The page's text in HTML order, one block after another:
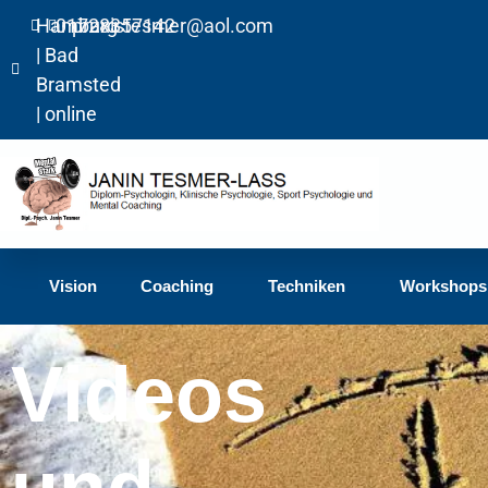
Hamburg
| Bad
Bramsted
| online
01728357142
praxistesmer@aol.com​
Vision Coaching Techniken Workshops
Videos